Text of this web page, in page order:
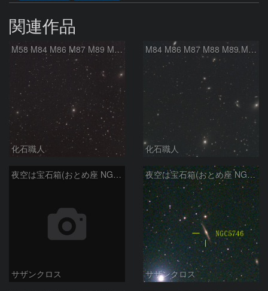
関連作品
M58 M84 M86 M87 M89 M90 マルカリアンの銀河鎖 おとめ座 かみのけ座
化石職人
M84 M86 M87 M88 M89 M90 M91 マルカリアンの銀河鎖 おとめ座 かみのけ座
化石職人
夜空は宝石箱(おとめ座 NGC5566) Seestar50
サザンクロス
夜空は宝石箱(おとめ座 NGC5746) Seestar50
サザンクロス